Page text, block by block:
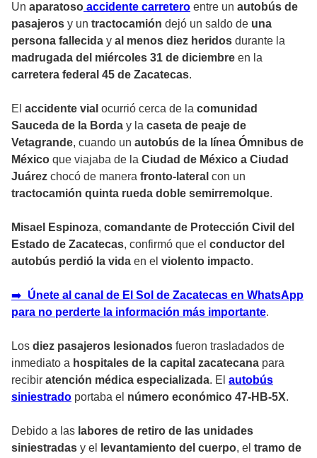
Un aparatoso accidente carretero entre un autobús de
pasajeros y un tractocamión dejó un saldo de una
persona fallecida y al menos diez heridos durante la
madrugada del miércoles 31 de diciembre en la
carretera federal 45 de Zacatecas.
El accidente vial ocurrió cerca de la comunidad
Sauceda de la Borda y la caseta de peaje de
Vetagrande, cuando un autobús de la línea Ómnibus de
México que viajaba de la Ciudad de México a Ciudad
Juárez chocó de manera fronto-lateral con un
tractocamión quinta rueda doble semirremolque.
Misael Espinoza, comandante de Protección Civil del
Estado de Zacatecas, confirmó que el conductor del
autobús perdió la vida en el violento impacto.
➡️ Únete al canal de El Sol de Zacatecas en WhatsApp
para no perderte la información más importante.
Los diez pasajeros lesionados fueron trasladados de
inmediato a hospitales de la capital zacatecana para
recibir atención médica especializada. El autobús
siniestrado portaba el número económico 47-HB-5X.
Debido a las labores de retiro de las unidades
siniestradas y el levantamiento del cuerpo, el tramo de